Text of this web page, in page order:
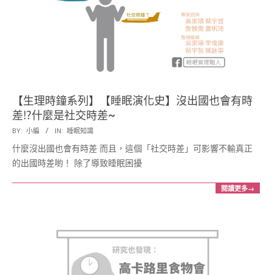
協
會
【生理時鐘系列】【睡眠演化史】沒出國也會有時
差⁉什麼是社交時差~
2017-
12-
20
BY: 小編 IN: 睡眠知識
什麼沒出國也會有時差 而且，這個「社交時差」可影響不輸真正
的出國時差喲！ 除了導致睡眠困擾
閱讀更多→